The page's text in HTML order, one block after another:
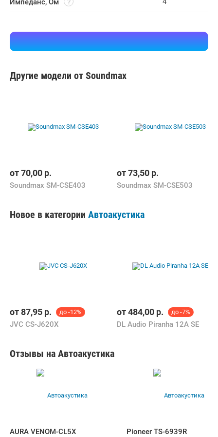
Импеданс, Ом
Другие модели от Soundmax
от70,00 р.
Soundmax SM-CSE403
от73,50 р.
Soundmax SM-CSE503
Новое в категории Автоакустика
от87,95 р. до -12%
JVC CS-J620X
от484,00 р. до -7%
DL Audio Piranha 12A SE
Отзывы на Автоакустика
AURA VENOM-CL5X Pioneer TS-6939R